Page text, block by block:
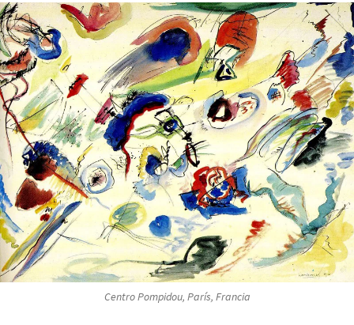
Centro Pompidou, París, Francia